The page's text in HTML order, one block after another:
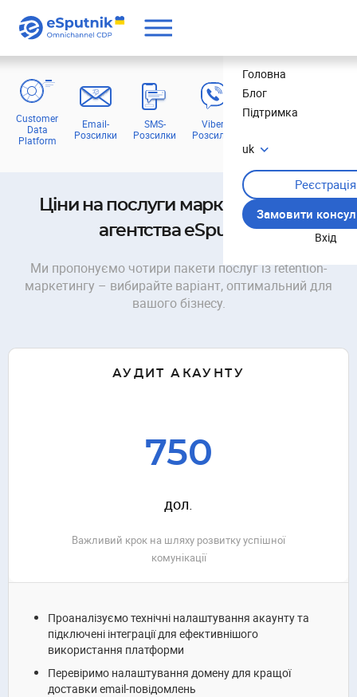
Головна
Блог
Підтримка
uk
Реєстрація
Замовити
Вхід
Customer
Data
Platform
Email-
Розсилки
SMS-
Розсилки
Viber-
Розсилки
Web Push
Ціни на послуги маркетингового
агентства eSputnik
Ми пропонуємо чотири пакети послуг із retention-
маркетингу – вибирайте варіант, оптимальний для
вашого бізнесу.
АУДИТ АКАУНТУ
750
дол.
Важливий крок на шляху розвитку успішної
комунікації
Проаналізуємо технічні налаштування акаунту та
підключені інтеграції для ефективнішого
використання платформи
Перевіримо налаштування домену для кращої
доставки email-повідомлень